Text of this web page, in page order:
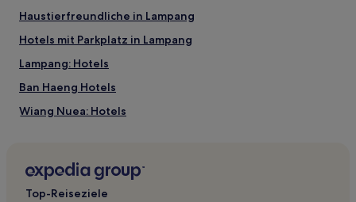
Haustierfreundliche in Lampang
Hotels mit Parkplatz in Lampang
Lampang: Hotels
Ban Haeng Hotels
Wiang Nuea: Hotels
Ban Bo Haeo Hotels
Top-Reiseziele